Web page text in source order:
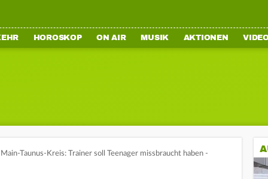
HOROSKOP ON AIR MUSIK AKTIONEN
Main-Taunus-Kreis: Trainer soll Teenager missbraucht haben -